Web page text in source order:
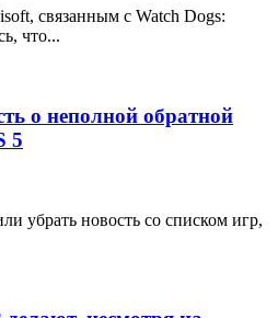
связанным с Watch Dogs:
что...
о неполной обратной
5
убрать новость со списком игр,